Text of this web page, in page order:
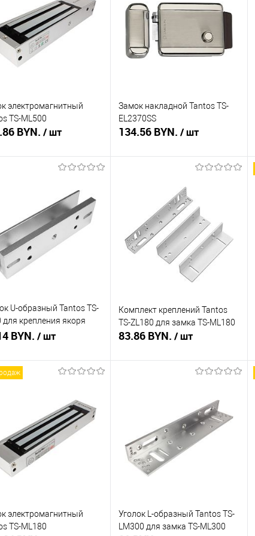
в 1 клик
Сравнение
В наличии
Купить в 1 клик
Сравнение
В избранное
Недоступно
электромагнитный
TS-ML500
BYN. / шт
в 1 клик
Сравнение
В наличии
Замок накладной Tantos TS-
EL2370SS
134.56 BYN. / шт
Купить в 1 клик
Сравнение
В избранное
Недоступно
U-образный Tantos TS-
для крепления якоря
TS-ML180 на
BYN. / шт
Сравнение
В наличии
Комплект креплений Tantos
TS-ZL180 для замка TS-ML180
83.86 BYN. / шт
Сравнение
В избранное
Недоступно
электромагнитный
TS-ML180
Уголок L-образный Tantos TS-
LM300 для замка TS-ML300